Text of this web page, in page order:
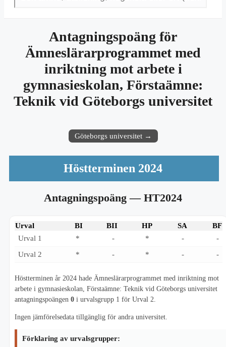
Antagningspoäng för
Ämneslärarprogrammet med
inriktning mot arbete i
gymnasieskolan, Förstaämne:
Teknik vid Göteborgs universitet
Göteborgs universitet →
Höstterminen 2024
Antagningspoäng— HT2024
Urval BI BII HP SA
BF
Urval 1
* - * -
-
Urval 2
* - * - -
Höstterminen år 2024 hade Ämneslärarprogrammet med inriktning mot
arbete i gymnasieskolan, Förstaämne: Teknik vid Göteborgs universitet
antagningspoängen 0 i urvalsgrupp 1 för Urval 2.
Ingen jämförelsedata tillgänglig för andra universitet.
Förklaring av urvalsgrupper: